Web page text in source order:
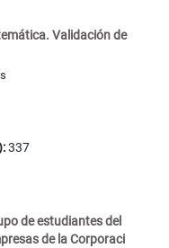
Validación de
337
de estudiantes del
de la Corporaci